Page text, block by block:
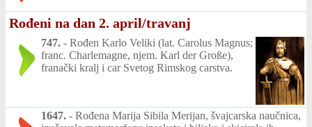
Rođeni na dan 2. april/travanj
747. - Rođen Karlo Veliki (lat. Carolus Magnus;
franc. Charlemagne, njem. Karl der Große),
franački kralj i car Svetog Rimskog carstva.
1647. - Rođena Marija Sibila Merijan, švajcarska naučnica,